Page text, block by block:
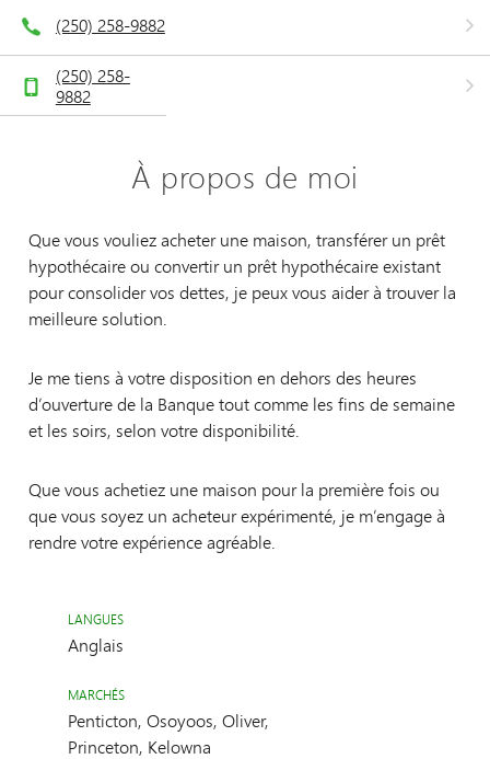
(250) 258-9882
(250) 258-
9882
À propos de moi
Que vous vouliez acheter une maison, transférer un prêt
hypothécaire ou convertir un prêt hypothécaire existant
pour consolider vos dettes, je peux vous aider à trouver la
meilleure solution.
Je me tiens à votre disposition en dehors des heures
d’ouverture de la Banque tout comme les fins de semaine
et les soirs, selon votre disponibilité.
Que vous achetiez une maison pour la première fois ou
que vous soyez un acheteur expérimenté, je m’engage à
rendre votre expérience agréable.
LANGUES
Anglais
MARCHÉS
Penticton, Osoyoos, Oliver,
Princeton, Kelowna